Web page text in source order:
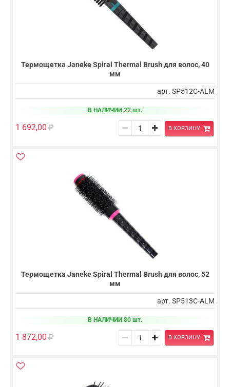
Термощетка Janeke Spiral Thermal Brush для волос, 40
мм
арт. SP512C-ALM
В НАЛИЧИИ 22 шт.
1 692,00 В КОРЗИНУ
Термощетка Janeke Spiral Thermal Brush для волос, 52
мм
арт. SP513C-ALM
В НАЛИЧИИ 80 шт.
1 872,00 В КОРЗИНУ